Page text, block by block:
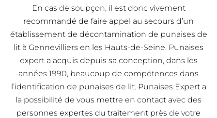
En cas de soupçon, il est donc vivement
recommandé de faire appel au secours d’un
établissement de décontamination de punaises de
lit à Gennevilliers en les Hauts-de-Seine. Punaises
expert a acquis depuis sa conception, dans les
années 1990, beaucoup de compétences dans
l’identification de punaises de lit. Punaises Expert a
la possibilité de vous mettre en contact avec des
personnes expertes du traitement près de votre